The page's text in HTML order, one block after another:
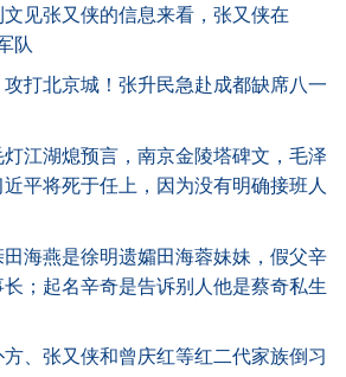
见张又侠的信息来看，张又侠在
队
打北京城！张升民急赴成都缺席八一
江湖熄预言，南京金陵塔碑文，毛泽
平将死于任上，因为没有明确接班人
海燕是徐明遗孀田海蓉妹妹，假父辛
；起名辛奇是告诉别人他是蔡奇私生
、张又侠和曾庆红等红二代家族倒习